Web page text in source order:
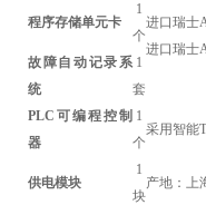
进口瑞士
进口瑞士
程序存储单元卡
1
个
故障自动记录系
统
1
套
PLC可编程控制
器
1
个
采用智能
供电模块
1
块
产地： 上